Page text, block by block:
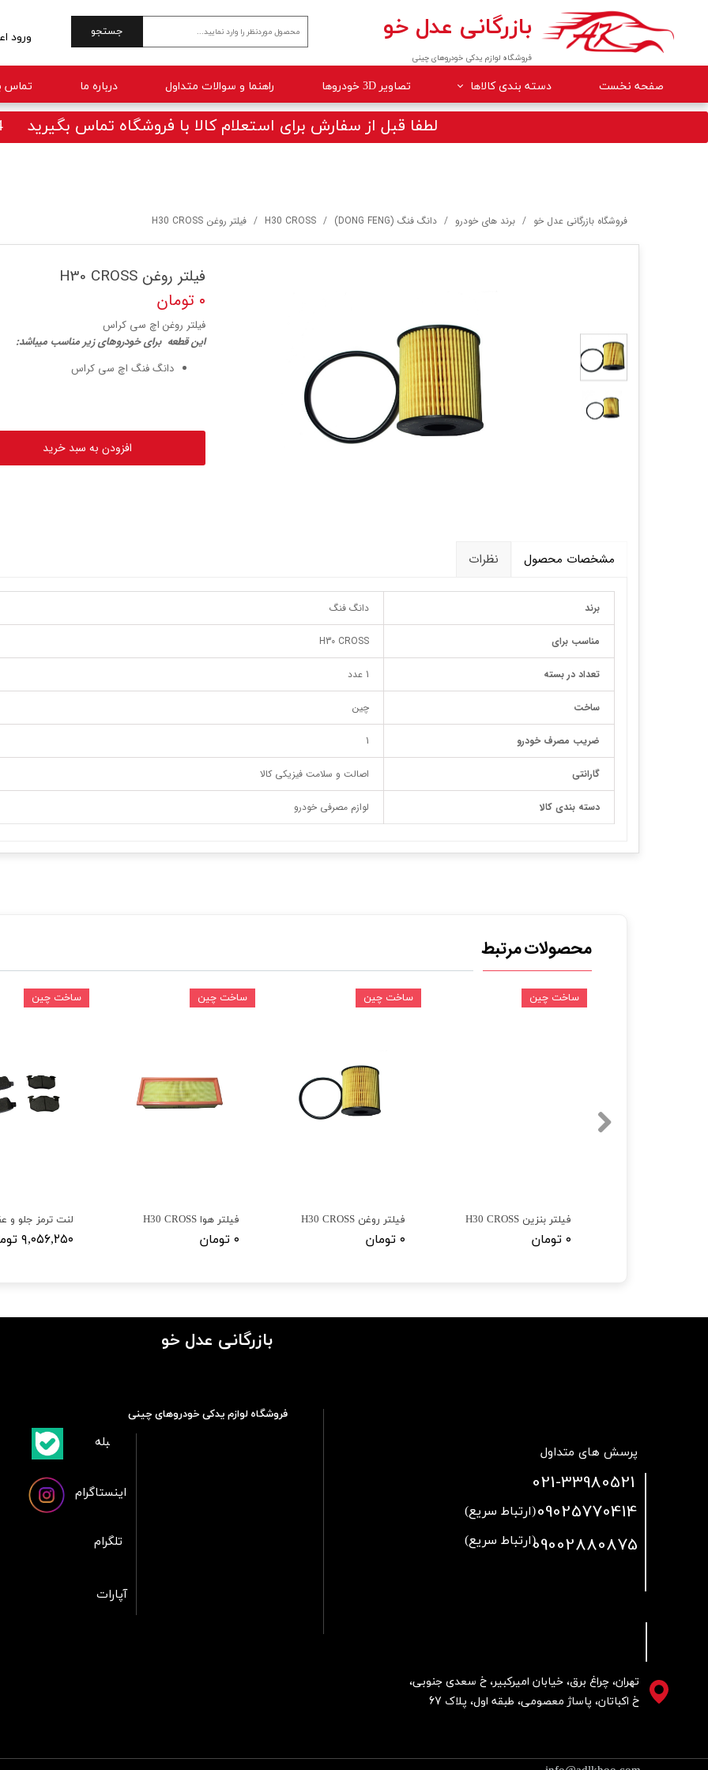
فروشگاه لوازم یدکی خودروهای چینی
بازرگانی عدل خو جستجو
صفحه نخست دسته بندی کالاها
برقی
کلاچ و ترمز
لوازم مصرفی خودرو
قالپاق، رینگ و لاستیک
اکسسوری, لوازم جانبی ,تزِیینات
تصاویر 3D خودروها راهنما و سوالات متداول درباره ما تماس
ورود
فروشگاه بازرگانی عدل خو برند های خودرو دانگ فنگ (DONG FENG) H30 CROSS فیلتر روغن H30 CROSS
فیلتر روغن H30 CROSS
۰ تومان
فیلتر روغن اچ سی کراس
این قطعه برای خودروهای زیر مناسب میباشد:
دانگ فنگ اچ سی کراس
افزودن به سبد خرید
مشخصات محصول نظرات
برند دانگ فنگ
مناسب برای H30 CROSS
تعداد در بسته 1 عدد
ساخت چین
ضریب مصرف خودرو 1
گارانتی اصالت و سلامت فیزیکی کالا
دسته بندی کالا لوازم مصرفی خودرو
لطفا قبل از سفارش برای استعلام کالا با فروشگاه تماس بگیرید 09025770414
محصولات مرتبط
۹,۰۵۶,۲۵۰ تومان
ساخت چین
فیلتر هوا H30 CROSS
۰ تومان
ساخت چین
فیلتر روغن H30 CROSS
۰ تومان
ساخت چین
فیلتر بنزین H30 CROSS
۰ تومان
ساخت چین
تهران، چراغ برق، خیابان امیرکبیر، خ سعدی جنوبی،
خ اکباتان، پاساژ معصومی، طبقه اول، پلاک 67
پرسش های متداول
021-33980521
09025770414(ارتباط سریع)
09002880875(ارتباط سریع)
بازرگانی عدل خو
فروشگاه لوازم یدکی خودروهای چینی
آپارات
تلگرام
اینستاگرام
​بلبله​​​​​​​بله